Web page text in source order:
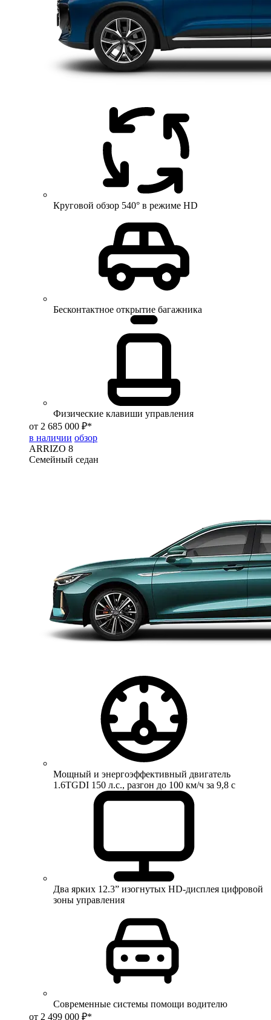
Круговой обзор 540° в режиме HD
Бесконтактное открытие багажника
Физические клавиши управления
от 2 685 000 ₽*
в наличии обзор
ARRIZO 8
Семейный седан
Мощный и энергоэффективный двигатель
1.6TGDI 150 л.с., разгон до 100 км/ч за 9,8 с
Два ярких 12.3” изогнутых HD-дисплея цифровой
зоны управления
Современные системы помощи водителю
от 2 499 000 ₽*